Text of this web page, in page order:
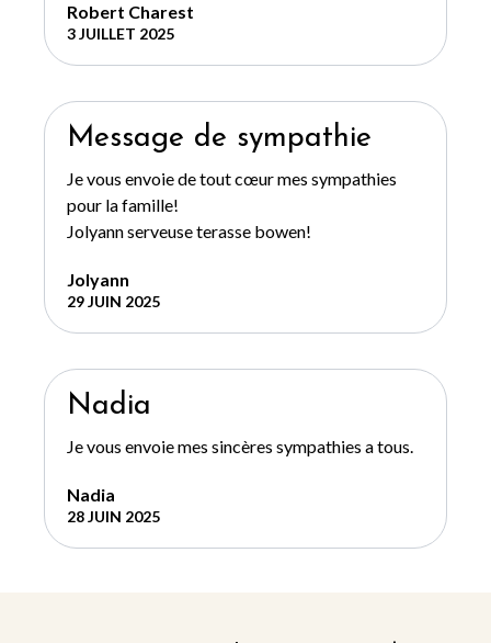
Robert Charest
3 JUILLET 2025
Message de sympathie
Je vous envoie de tout cœur mes sympathies
pour la famille!
Jolyann serveuse terasse bowen!
Jolyann
29 JUIN 2025
Nadia
Je vous envoie mes sincères sympathies a tous.
Nadia
28 JUIN 2025